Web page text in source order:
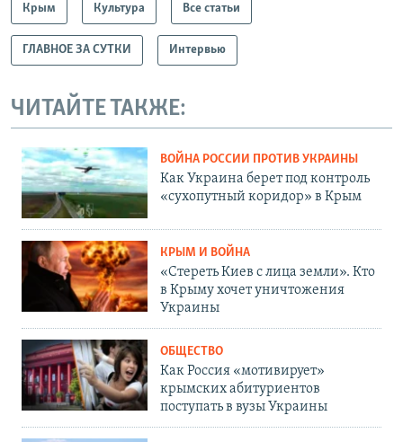
Крым Культура Все статьи
ГЛАВНОЕ ЗА СУТКИ Интервью
ЧИТАЙТЕ ТАКЖЕ:
ВОЙНА РОССИИ ПРОТИВ УКРАИНЫ
Как Украина берет под контроль
«сухопутный коридор» в Крым
КРЫМ И ВОЙНА
«Стереть Киев с лица земли». Кто
в Крыму хочет уничтожения
Украины
ОБЩЕСТВО
Как Россия «мотивирует»
крымских абитуриентов
поступать в вузы Украины